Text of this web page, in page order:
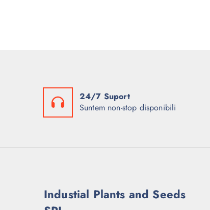
24/7 Suport
Suntem non-stop disponibili
Industial Plants and Seeds